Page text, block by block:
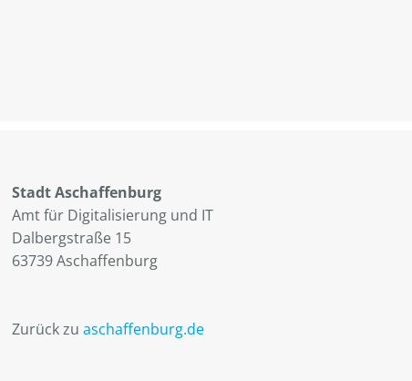
Stadt Aschaffenburg
Amt für Digitalisierung und IT
Dalbergstraße 15
63739 Aschaffenburg
Zurück zuaschaffenburg.de